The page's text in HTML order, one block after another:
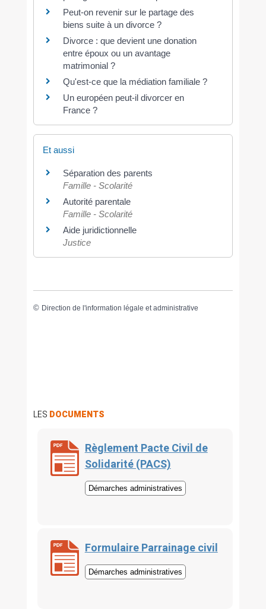
Peut-on revenir sur le partage des
biens suite à un divorce ?
Divorce : que devient une donation
entre époux ou un avantage
matrimonial ?
Qu'est-ce que la médiation familiale ?
Un européen peut-il divorcer en
France ?
Et aussi
Séparation des parents
Famille - Scolarité
Autorité parentale
Famille - Scolarité
Aide juridictionnelle
Justice
© Direction de l'information légale et administrative
LES DOCUMENTS
Règlement Pacte Civil de
Solidarité (PACS)
Démarches administratives
Formulaire Parrainage civil
Démarches administratives